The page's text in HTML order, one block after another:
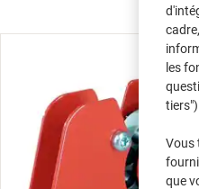
les
Vous
que